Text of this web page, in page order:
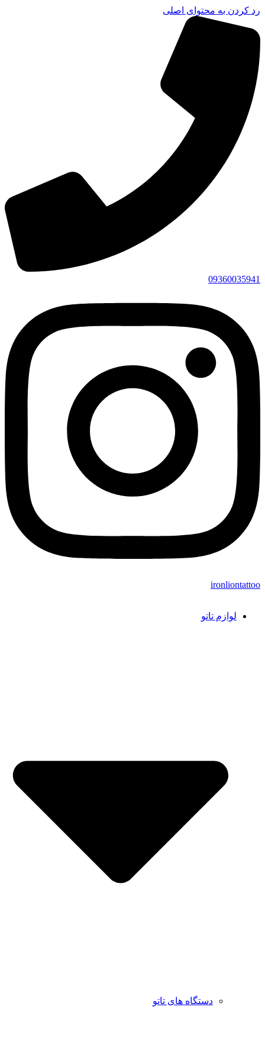
رد کردن به محتوای اصلی
09360035941
ironliontattoo
لوازم تاتو
دستگاه های تاتو